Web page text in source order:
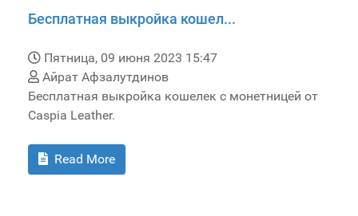
Бесплатная выкройка кошел...
Пятница, 09 июня 2023 15:47
Айрат Афзалутдинов
Бесплатная выкройка кошелек с монетницей от
Caspia Leather.
Read More